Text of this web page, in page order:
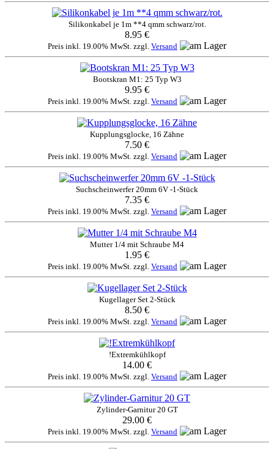
Silikonkabel je 1m **4 qmm schwarz/rot.
8.95 €
Preis inkl. 19.00% MwSt. zzgl. Versand
Bootskran M1: 25 Typ W3
9.95 €
Preis inkl. 19.00% MwSt. zzgl. Versand
Kupplungsglocke, 16 Zähne
7.50 €
Preis inkl. 19.00% MwSt. zzgl. Versand
Suchscheinwerfer 20mm 6V -1-Stück
7.35 €
Preis inkl. 19.00% MwSt. zzgl. Versand
Mutter 1/4 mit Schraube M4
1.95 €
Preis inkl. 19.00% MwSt. zzgl. Versand
Kugellager Set 2-Stück
8.50 €
Preis inkl. 19.00% MwSt. zzgl. Versand
!Extremkühlkopf
14.00 €
Preis inkl. 19.00% MwSt. zzgl. Versand
Zylinder-Garnitur 20 GT
29.00 €
Preis inkl. 19.00% MwSt. zzgl. Versand